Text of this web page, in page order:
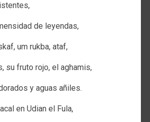
de leyendas,
um rukba, ataf,
su fruto rojo, el aghamis,
y aguas añiles.
en Udian el Fula,